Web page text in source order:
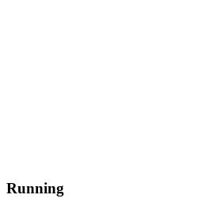
Running